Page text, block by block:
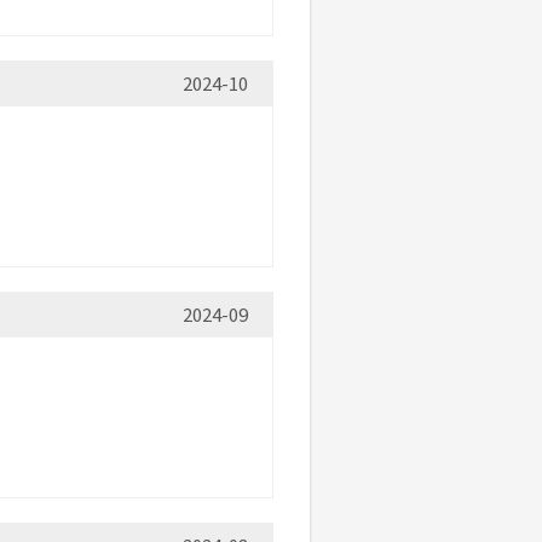
2024-10
2024-09